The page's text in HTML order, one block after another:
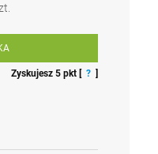
Zyskujesz 5pkt [ ? ]